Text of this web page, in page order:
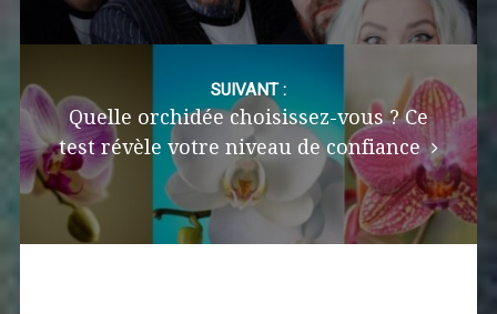
SUIVANT :
Quelle orchidée choisissez-vous ? Ce
test révèle votre niveau de confiance